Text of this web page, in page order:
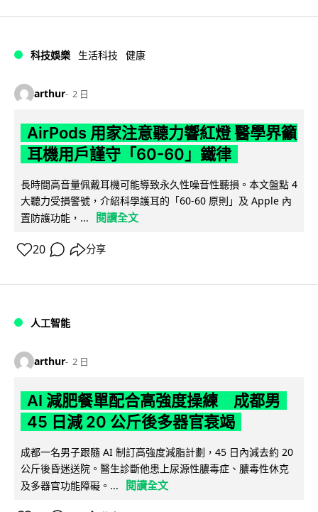
科技娛樂 生活科技 健康
arthur 2 日
AirPods 用家注意聽力響紅燈 醫學界籲
耳機用戶謹守「60-60」鐵律
長時間高音量佩戴耳機可能導致永久性噪音性聽損。本文盤點 4
大聽力受損警號，介紹科學護耳的「60-60 原則」及 Apple 內
置防護功能，...
閱讀全文
20 分享
人工智能
arthur 2 日
AI 減肥餐單配合高強度操練 成都男
45 日減 20 公斤後多器官衰竭
成都一名男子跟隨 AI 制訂高強度減脂計劃，45 日內減去約 20
公斤後昏迷送院。醫生診斷他患上尿源性膿毒症、膿毒性休克
及多器官功能障礙。...
閱讀全文